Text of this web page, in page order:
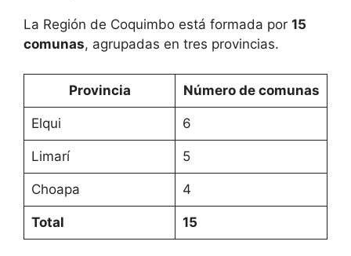
La Región de Coquimbo está formada por 15
comunas, agrupadas en tres provincias.
Provincia Número de comunas
Elqui 6
Limarí 5
Choapa 4
Total 15